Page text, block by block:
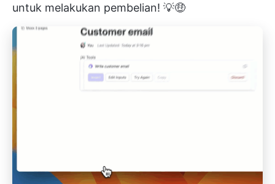
untuk melakukan pembelian! 💡🤑